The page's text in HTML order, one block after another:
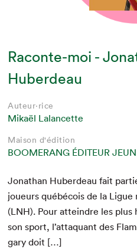
Raconte-moi -
Huberdeau
Auteur·rice
Mikaël Lalancette
Maison d'édition
BOOMERANG ÉDITEUR
Jonathan Huberdeau fait
joueurs québé­cois de la
(LNH). Pour attein­dre les plus
son sport, l’at­taquant des
gary doit […]